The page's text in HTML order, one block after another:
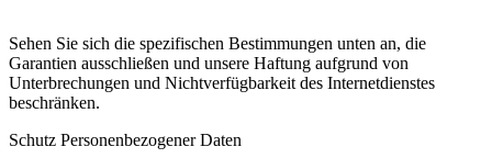
Sehen Sie sich die spezifischen Bestimmungen unten an, die
Garantien ausschließen und unsere Haftung aufgrund von
Unterbrechungen und Nichtverfügbarkeit des Internetdienstes
beschränken.
Schutz Personenbezogener Daten